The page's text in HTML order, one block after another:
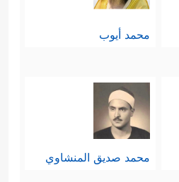
محمد أيوب
محمد صديق المنشاوي